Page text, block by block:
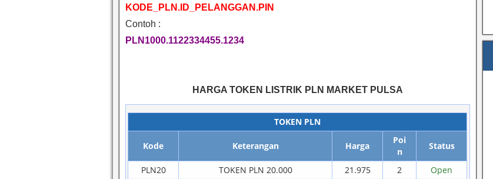
KODE_PLN.ID_PELANGGAN.PIN
Contoh :
PLN1000.1122334455.1234
HARGA TOKEN LISTRIK PLN MARKET PULSA
TOKEN PLN
Kode Keterangan Harga
Poi
n
Status
PLN20 TOKEN PLN 20.000 21.975 2
Open